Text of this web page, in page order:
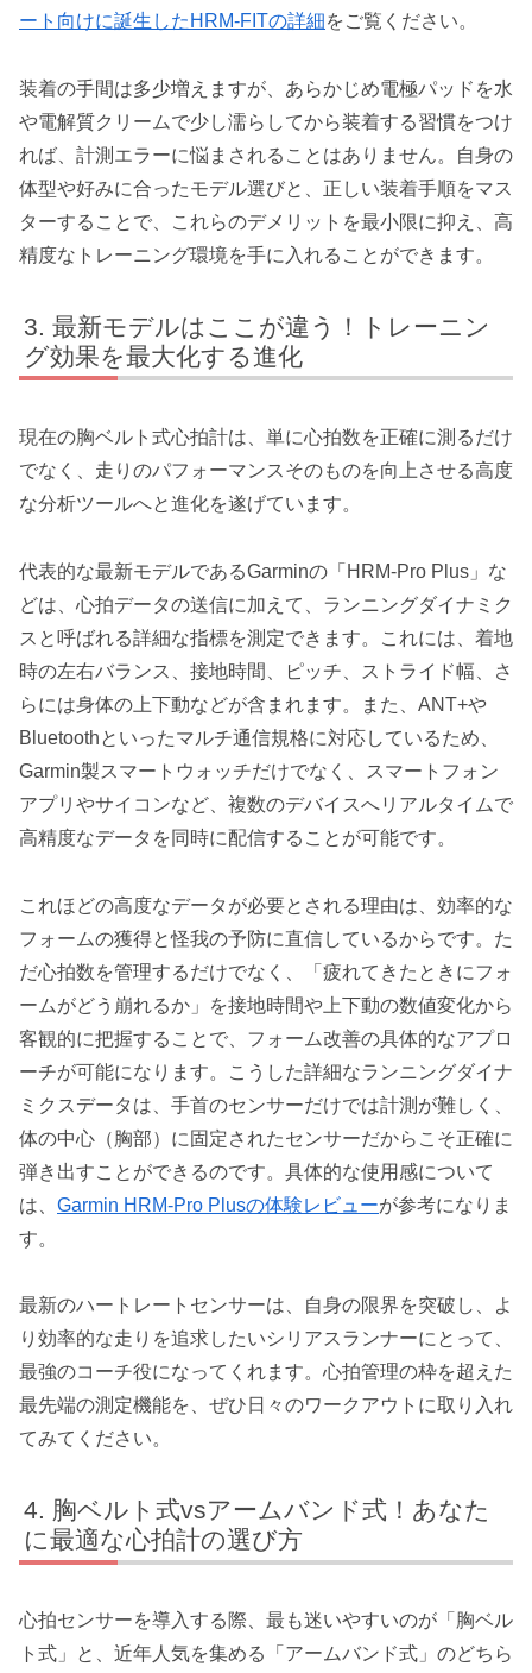
ート向けに誕生したHRM-FITの詳細 をご覧ください。
装着の手間は多少増えますが、あらかじめ電極パッドを水
や電解質クリームで少し濡らしてから装着する習慣をつけ
れば、計測エラーに悩まされることはありません。自身の
体型や好みに合ったモデル選びと、正しい装着手順をマス
ターすることで、これらのデメリットを最小限に抑え、高
精度なトレーニング環境を手に入れることができます。
最新モデルはここが違う！トレーニン
グ効果を最大化する進化
現在の胸ベルト式心拍計は、単に心拍数を正確に測るだけ
でなく、走りのパフォーマンスそのものを向上させる高度
な分析ツールへと進化を遂げています。
代表的な最新モデルであるGarminの「HRM-Pro Plus」な
どは、心拍データの送信に加えて、ランニングダイナミク
スと呼ばれる詳細な指標を測定できます。これには、着地
時の左右バランス、接地時間、ピッチ、ストライド幅、さ
らには身体の上下動などが含まれます。また、ANT+や
Bluetoothといったマルチ通信規格に対応しているため、
Garmin製スマートウォッチだけでなく、スマートフォン
アプリやサイコンなど、複数のデバイスへリアルタイムで
高精度なデータを同時に配信することが可能です。
これほどの高度なデータが必要とされる理由は、効率的な
フォームの獲得と怪我の予防に直信しているからです。た
だ心拍数を管理するだけでなく、「疲れてきたときにフォ
ームがどう崩れるか」を接地時間や上下動の数値変化から
客観的に把握することで、フォーム改善の具体的なアプロ
ーチが可能になります。こうした詳細なランニングダイナ
ミクスデータは、手首のセンサーだけでは計測が難しく、
体の中心（胸部）に固定されたセンサーだからこそ正確に
弾き出すことができるのです。具体的な使用感について
は、 Garmin HRM-Pro Plusの体験レビューが参考になりま
す。
最新のハートレートセンサーは、自身の限界を突破し、よ
り効率的な走りを追求したいシリアスランナーにとって、
最強のコーチ役になってくれます。心拍管理の枠を超えた
最先端の測定機能を、ぜひ日々のワークアウトに取り入れ
てみてください。
胸ベルト式vsアームバンド式！あなた
に最適な心拍計の選び方
心拍センサーを導入する際、最も迷いやすいのが「胸ベル
ト式」と、近年人気を集める「アームバンド式」のどちら